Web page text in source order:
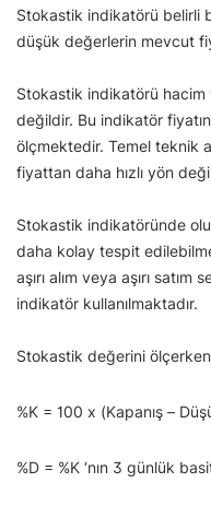
Stokastik indikatörü belirli
düşük değerlerin mevcut
Stokastik indikatörü
değildir. Bu indikatör
ölçmektedir. Temel teknik
fiyattan daha hızlı yön
Stokastik indikatöründe
daha kolay tespit
aşırı alım veya aşırı
indikatör kullanılmaktadır.
Stokastik değerini
%K = 100 x (Kapanış –
%D = %K ‘nın 3 günlük